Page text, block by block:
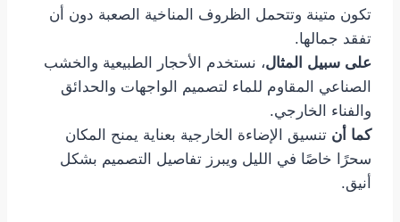
تكون متينة وتتحمل الظروف المناخية الصعبة دون أن
تفقد جمالها.
على سبيل المثال، نستخدم الأحجار الطبيعية والخشب
الصناعي المقاوم للماء لتصميم الواجهات والحدائق
والفناء الخارجي.
كما أن تنسيق الإضاءة الخارجية بعناية يمنح المكان
سحرًا خاصًا في الليل ويبرز تفاصيل التصميم بشكل
أنيق.